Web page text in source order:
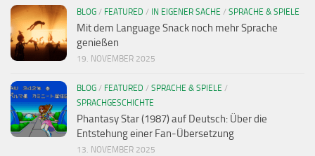
BLOG / FEATURED / IN EIGENER SACHE / SPRACHE & SPIELE
Mit dem Language Snack noch mehr Sprache
genießen
19. NOVEMBER 2025
BLOG / FEATURED / SPRACHE & SPIELE /
SPRACHGESCHICHTE
Phantasy Star (1987) auf Deutsch: Über die
Entstehung einer Fan-Übersetzung
13. NOVEMBER 2025